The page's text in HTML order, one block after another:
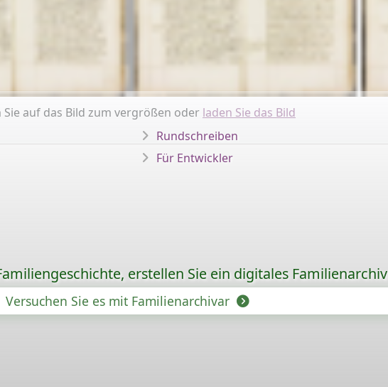
Sie auf das Bild zum vergrößen oder laden Sie das Bild
Rundschreiben
Für Entwickler
erstellen Sie ein digitales Familienarchiv
Versuchen Sie es mit Familienarchivar